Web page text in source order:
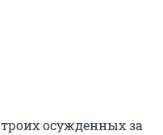
осужденных за